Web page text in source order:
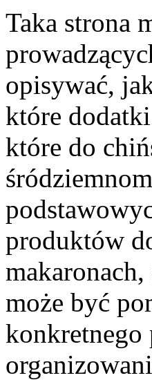
Taka strona
opisywać,
które
które do
produktów
może być
konkretnego